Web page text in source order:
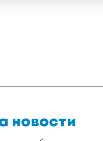
новости